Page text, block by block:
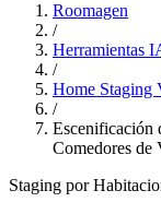
Roomagen
/
Herramientas
/
Home Staging
/
Escenificación
Comedores de
Staging por